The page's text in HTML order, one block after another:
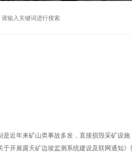
近年来矿山类事故多发，直接损毁采矿设
开展露天矿边坡监测系统建设及联网通知》